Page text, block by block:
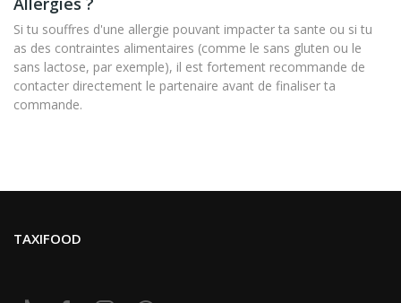
Si tu souffres d'une allergie pouvant impacter ta sante ou si tu
as des contraintes alimentaires (comme le sans gluten ou le
sans lactose, par exemple), il est fortement recommande de
contacter directement le partenaire avant de finaliser ta
commande.
TAXIFOOD